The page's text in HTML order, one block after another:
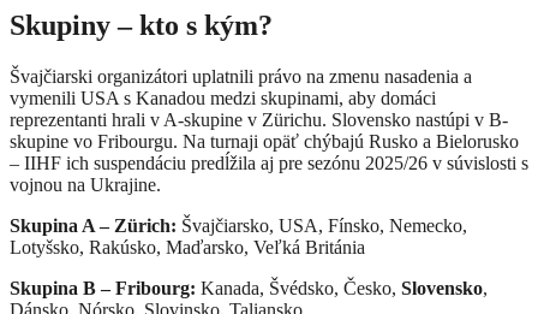
Skupiny – kto s kým?
Švajčiarski organizátori uplatnili právo na zmenu nasadenia a
vymenili USA s Kanadou medzi skupinami, aby domáci
reprezentanti hrali v A-skupine v Zürichu. Slovensko nastúpi v B-
skupine vo Fribourgu. Na turnaji opäť chýbajú Rusko a Bielorusko
– IIHF ich suspendáciu predĺžila aj pre sezónu 2025/26 v súvislosti s
vojnou na Ukrajine.
Skupina A – Zürich: Švajčiarsko, USA, Fínsko, Nemecko,
Lotyšsko, Rakúsko, Maďarsko, Veľká Británia
Skupina B – Fribourg: Kanada, Švédsko, Česko, Slovensko,
Dánsko, Nórsko, Slovinsko, Taliansko